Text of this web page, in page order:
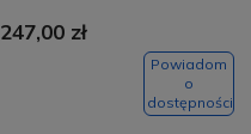
247,00 zł
Powiadom
o
dostępności